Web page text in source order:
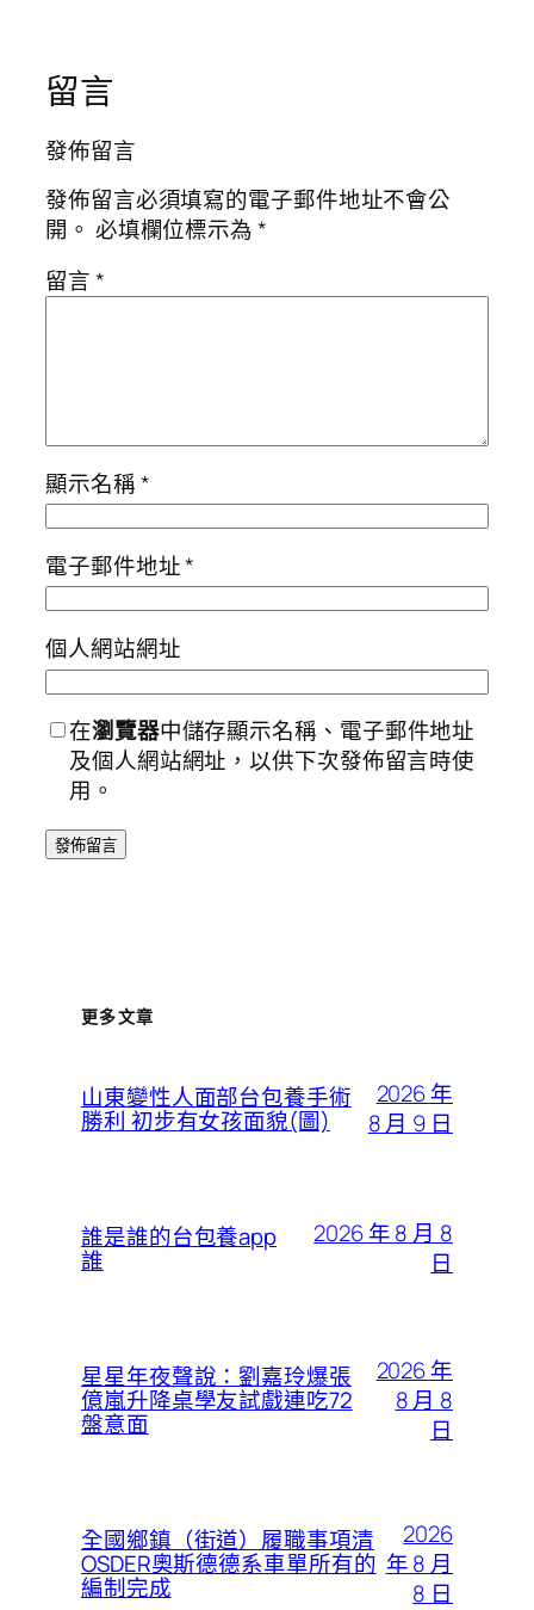
留言
發佈留言
發佈留言必須填寫的電子郵件地址不會公
開。 必填欄位標示為*
留言*
顯示名稱*
電子郵件地址*
個人網站網址
在瀏覽器中儲存顯示名稱、電子郵件地址
及個人網站網址，以供下次發佈留言時使
用。
更多文章
山東變性人面部台包養手術
勝利 初步有女孩面貌(圖)
2026 年
8 月 9 日
誰是誰的台包養app
誰
2026 年 8 月 8
日
星星年夜聲說：劉嘉玲爆張
億嵐升降桌學友試戲連吃72
盤意面
2026 年
8 月 8
日
全國鄉鎮（街道）履職事項清
OSDER奧斯德德系車單所有的
編制完成
2026
年 8 月
8 日